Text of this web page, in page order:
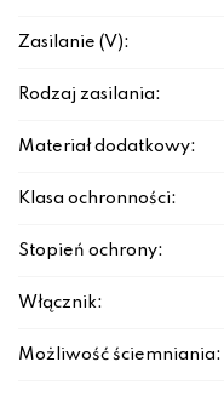
Zasilanie (V):
Rodzaj zasilania:
Materiał dodatkowy:
Klasa ochronności:
Stopień ochrony:
Włącznik:
Możliwość ściemniania: